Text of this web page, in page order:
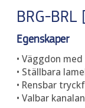
BRG-BRL
Egenskaper
• Väggdon
• Ställbara
• Rensbar
• Valbar